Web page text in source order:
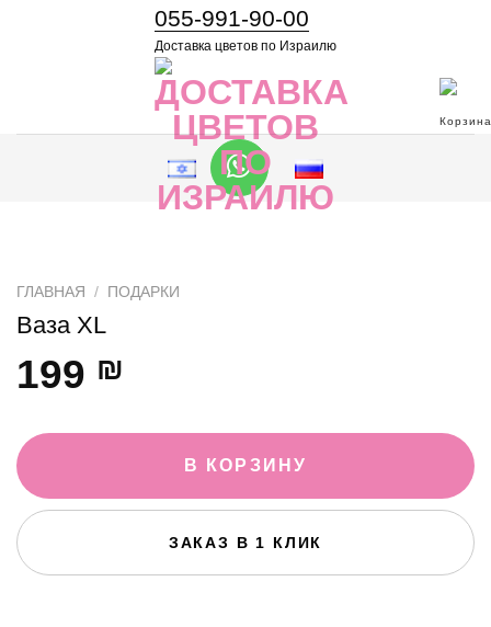
055-991-90-00
Доставка цветов по Израилю
ГЛАВНАЯ / ПОДАРКИ
Ваза XL
199 ₪
В КОРЗИНУ
ЗАКАЗ В 1 КЛИК